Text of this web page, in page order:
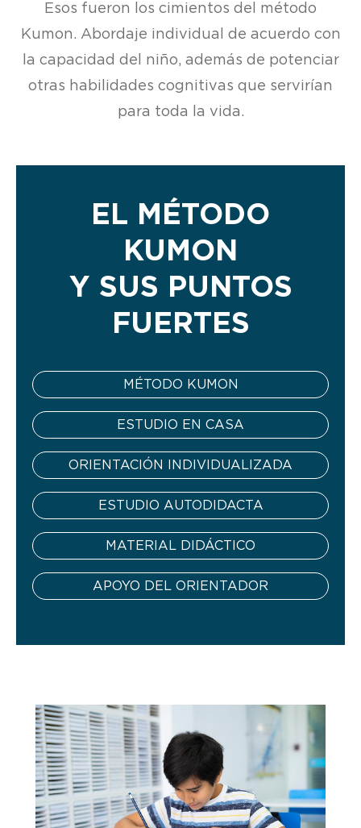
Esos fueron los cimientos del método
Kumon. Abordaje individual de acuerdo con
la capacidad del niño, además de potenciar
otras habilidades cognitivas que servirían
para toda la vida.
EL MÉTODO
KUMON
Y SUS PUNTOS
FUERTES
MÉTODO KUMON
ESTUDIO EN CASA
ORIENTACIÓN INDIVIDUALIZADA
ESTUDIO AUTODIDACTA
MATERIAL DIDÁCTICO
APOYO DEL ORIENTADOR